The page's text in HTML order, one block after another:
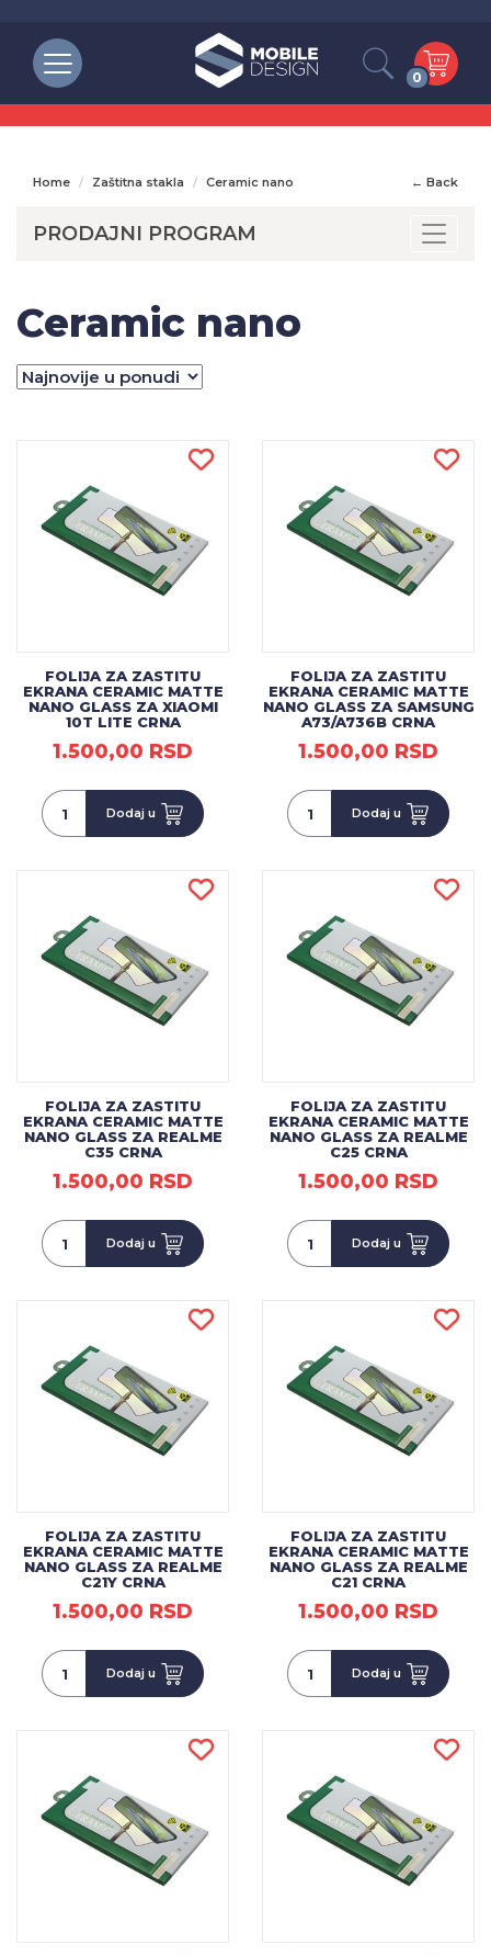
0
Home Zaštitna stakla Ceramic nano ← Back
PRODAJNI PROGRAM
Ceramic nano
FOLIJA ZA ZASTITU
EKRANA CERAMIC MATTE
NANO GLASS ZA XIAOMI
10T LITE CRNA
1.500,00 RSD
Dodaj u
FOLIJA ZA ZASTITU
EKRANA CERAMIC MATTE
NANO GLASS ZA SAMSUNG
A73/A736B CRNA
1.500,00 RSD
Dodaj u
FOLIJA ZA ZASTITU
EKRANA CERAMIC MATTE
NANO GLASS ZA REALME
C35 CRNA
1.500,00 RSD
Dodaj u
FOLIJA ZA ZASTITU
EKRANA CERAMIC MATTE
NANO GLASS ZA REALME
C25 CRNA
1.500,00 RSD
Dodaj u
FOLIJA ZA ZASTITU
EKRANA CERAMIC MATTE
NANO GLASS ZA REALME
C21Y CRNA
1.500,00 RSD
Dodaj u
FOLIJA ZA ZASTITU
EKRANA CERAMIC MATTE
NANO GLASS ZA REALME
C21 CRNA
1.500,00 RSD
Dodaj u